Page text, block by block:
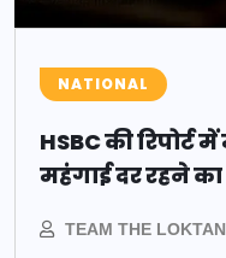
NATIONAL
HSBC की
महंगाई दर रहने
TEAM THE